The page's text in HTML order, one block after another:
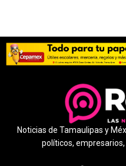
Noticias de Tamaulipas y
políticos,